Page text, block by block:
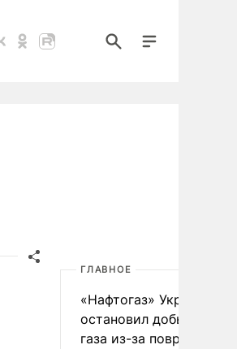
ГЛАВНОЕ
«Нафтогаз» Украины
остановил добычу
газа из-за повреждения